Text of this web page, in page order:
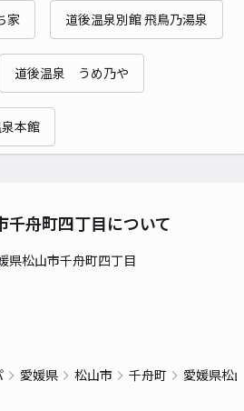
家 道後温泉別館 飛鳥乃湯泉
道後温泉 うめ乃や
本館
千舟町四丁目について
県松山市千舟町四丁目
愛媛県 松山市 千舟町 愛媛県松